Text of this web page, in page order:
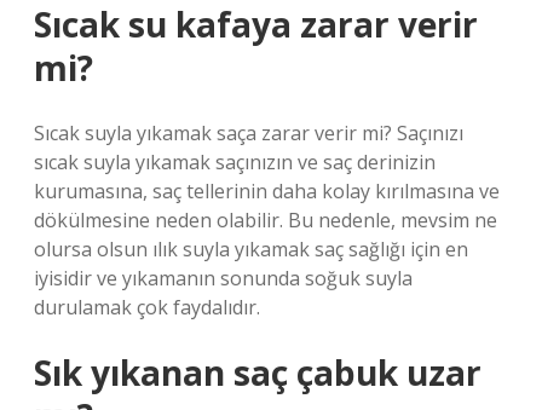
Sıcak su kafaya zarar verir
mi?
Sıcak suyla yıkamak saça zarar verir mi? Saçınızı
sıcak suyla yıkamak saçınızın ve saç derinizin
kurumasına, saç tellerinin daha kolay kırılmasına ve
dökülmesine neden olabilir. Bu nedenle, mevsim ne
olursa olsun ılık suyla yıkamak saç sağlığı için en
iyisidir ve yıkamanın sonunda soğuk suyla
durulamak çok faydalıdır.
Sık yıkanan saç çabuk uzar